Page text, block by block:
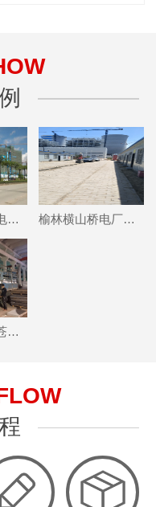
中建四局德昌电机项目 榆林横山桥电厂项目
国家电网钱仓苍南110千伏变电站项目